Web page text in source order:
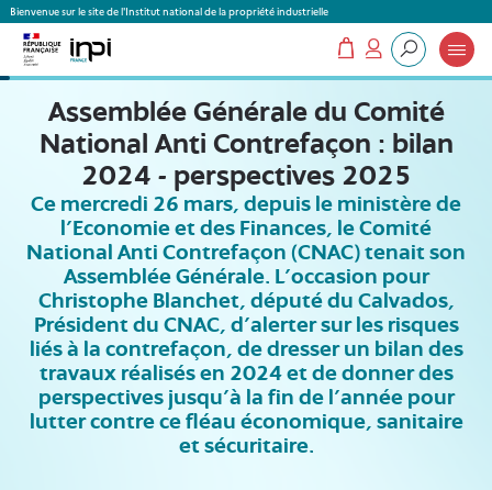
Bienvenue sur le site de l'Institut national de la propriété industrielle
Que recherchez-vous ?
Mon compte
Mon panier
Assemblée Générale du Comité
National Anti Contrefaçon : bilan
2024 - perspectives 2025
Ce mercredi 26 mars, depuis le ministère de
l’Economie et des Finances, le Comité
National Anti Contrefaçon (CNAC) tenait son
Assemblée Générale. L’occasion pour
Christophe Blanchet, député du Calvados,
Président du CNAC, d’alerter sur les risques
liés à la contrefaçon, de dresser un bilan des
travaux réalisés en 2024 et de donner des
perspectives jusqu’à la fin de l’année pour
lutter contre ce fléau économique, sanitaire
et sécuritaire.
Panneau de gestion des cookies